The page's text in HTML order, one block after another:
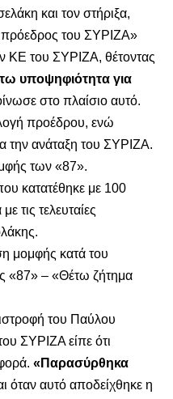
και τον στήριξα,
πρόεδρος του ΣΥΡΙΖΑ»
ΚΕ του ΣΥΡΙΖΑ, θέτοντας
υποψηφιότητα για
στο πλαίσιο αυτό.
προέδρου, ενώ
την ανάταξη του ΣΥΡΙΖΑ.
των «87».
κατατέθηκε με 100
τις τελευταίες
μομφής κατά του
«87» – «Θέτω ζήτημα
του Παύλου
ΣΥΡΙΖΑ είπε ότι
«Παρασύρθηκα
όταν αυτό αποδείχθηκε η